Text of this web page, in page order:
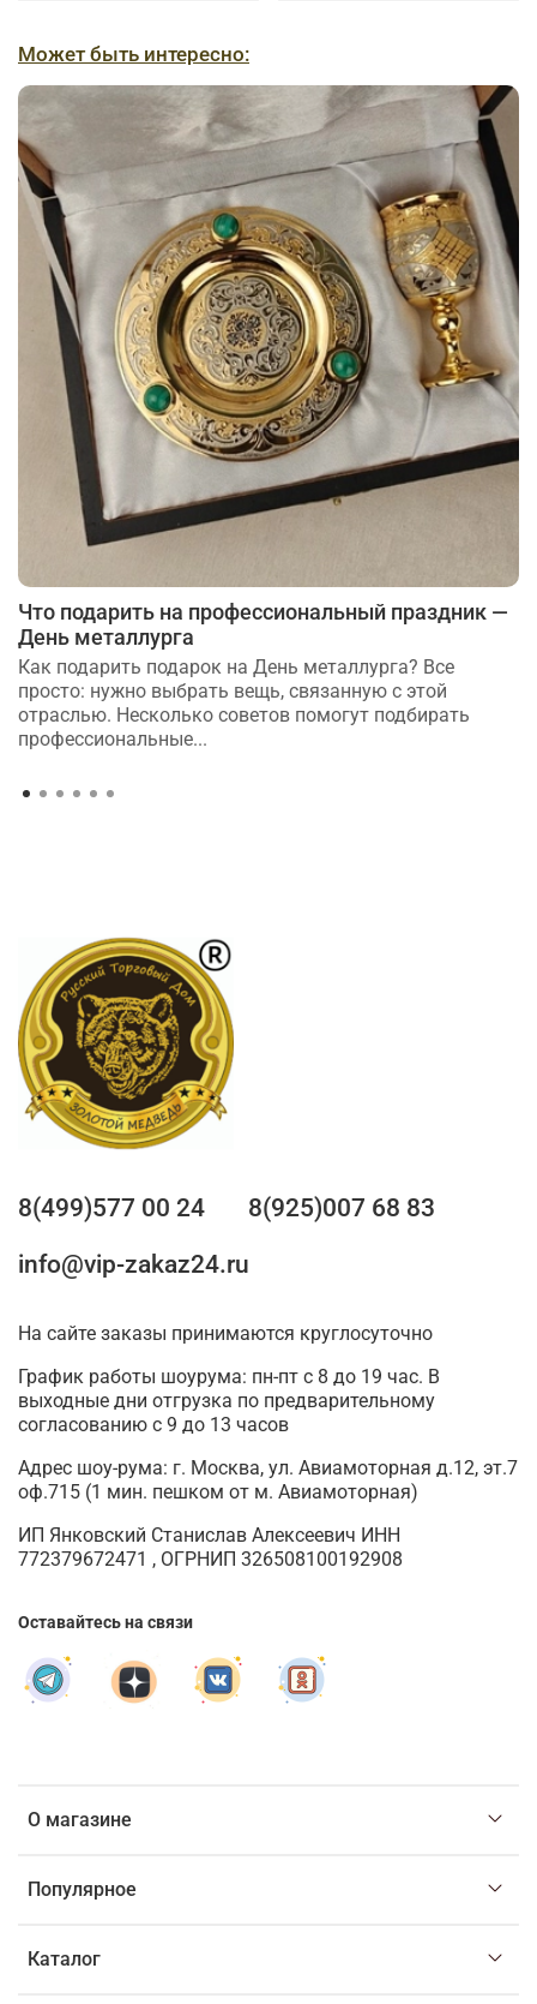
Может быть интересно:
Что подарить на профессиональный праздник —
День металлурга
Как подарить подарок на День металлурга? Все
просто: нужно выбрать вещь, связанную с этой
отраслью. Несколько советов помогут подбирать
профессиональные...
О магазине
Популярное
Каталог
8(499)577 00 24
8(925)007 68 83
info@vip-zakaz24.ru
На сайте заказы принимаются круглосуточно
График работы шоурума: пн-пт с 8 до 19 час. В
выходные дни отгрузка по предварительному
согласованию с 9 до 13 часов
Адрес шоу-рума: г. Москва, ул. Авиамоторная д.12, эт.7
оф.715 (1 мин. пешком от м. Авиамоторная)
ИП Янковский Станислав Алексеевич ИНН
772379672471 , ОГРНИП 326508100192908
Оставайтесь на связи